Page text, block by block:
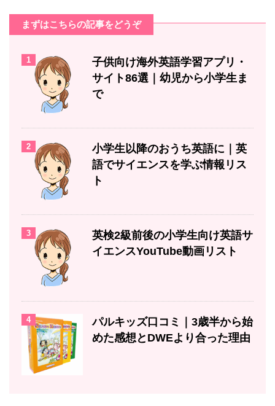
まずはこちらの記事をどうぞ
1
子供向け海外英語学習アプリ・
サイト86選｜幼児から小学生ま
で
2
小学生以降のおうち英語に｜英
語でサイエンスを学ぶ情報リス
ト
3
英検2級前後の小学生向け英語サ
イエンスYouTube動画リスト
4
パルキッズ口コミ｜3歳半から始
めた感想とDWEより合った理由